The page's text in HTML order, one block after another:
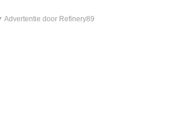
Advertentie door Refinery89